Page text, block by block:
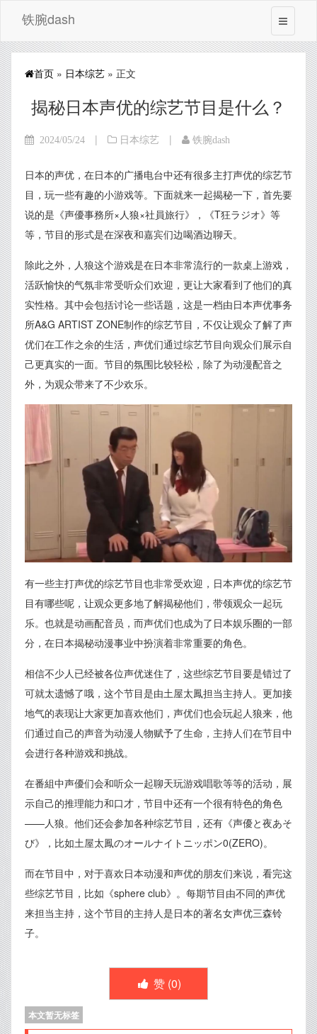
铁腕dash
首页 » 日本综艺 » 正文
揭秘日本声优的综艺节目是什么？
2024/05/24 | 日本综艺 | 铁腕dash
日本的声优，在日本的广播电台中还有很多主打声优的综艺节
目，玩一些有趣的小游戏等。下面就来一起揭秘一下，首先要
说的是《声優事務所×人狼×社員旅行》，《T狂ラジオ》等
等，节目的形式是在深夜和嘉宾们边喝酒边聊天。
除此之外，人狼这个游戏是在日本非常流行的一款桌上游戏，
活跃愉快的气氛非常受听众们欢迎，更让大家看到了他们的真
实性格。其中会包括讨论一些话题，这是一档由日本声优事务
所A&G ARTIST ZONE制作的综艺节目，不仅让观众了解了声
优们在工作之余的生活，声优们通过综艺节目向观众们展示自
己更真实的一面。节目的氛围比较轻松，除了为动漫配音之
外，为观众带来了不少欢乐。
有一些主打声优的综艺节目也非常受欢迎，日本声优的综艺节
目有哪些呢，让观众更多地了解揭秘他们，带领观众一起玩
乐。也就是动画配音员，而声优们也成为了日本娱乐圈的一部
分，在日本揭秘动漫事业中扮演着非常重要的角色。
相信不少人已经被各位声优迷住了，这些综艺节目要是错过了
可就太遗憾了哦，这个节目是由土屋太鳳担当主持人。更加接
地气的表现让大家更加喜欢他们，声优们也会玩起人狼来，他
们通过自己的声音为动漫人物赋予了生命，主持人们在节目中
会进行各种游戏和挑战。
在番組中声優们会和听众一起聊天玩游戏唱歌等等的活动，展
示自己的推理能力和口才，节目中还有一个很有特色的角色
——人狼。他们还会参加各种综艺节目，还有《声優と夜あそ
び》，比如土屋太鳳のオールナイトニッポン0(ZERO)。
而在节目中，对于喜欢日本动漫和声优的朋友们来说，看完这
些综艺节目，比如《sphere club》。每期节目由不同的声优
来担当主持，这个节目的主持人是日本的著名女声优三森铃
子。
赞 (0)
本文暂无标签